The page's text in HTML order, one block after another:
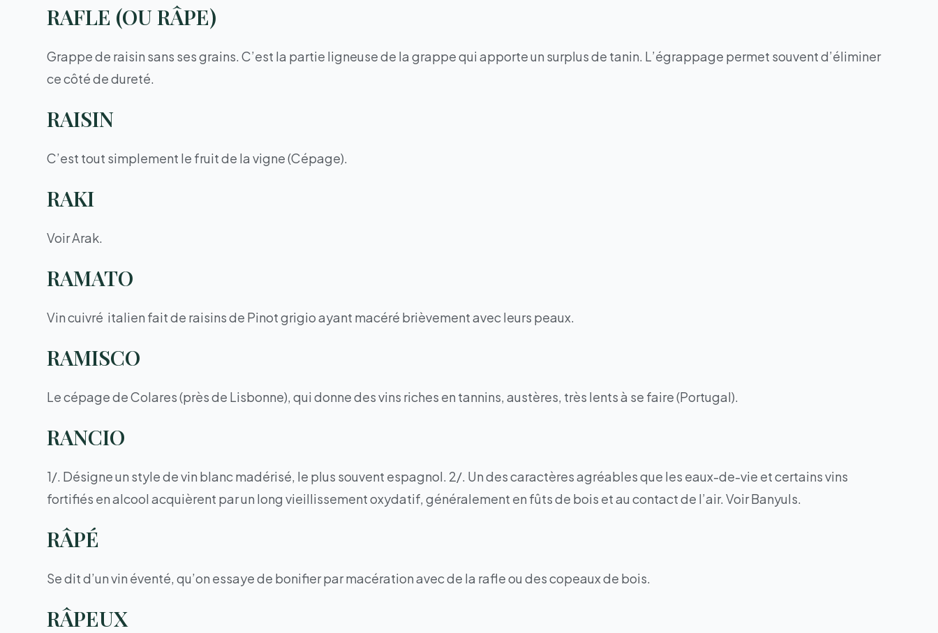
RAFLE (OU RÂPE)
Grappe de raisin sans ses grains. C’est la partie ligneuse de la grappe qui apporte un surplus de tanin. L’égrappage permet souvent d’éliminer
ce côté de dureté.
RAISIN
C’est tout simplement le fruit de la vigne (Cépage).
RAKI
Voir Arak.
RAMATO
Vin cuivré italien fait de raisins de Pinot grigio ayant macéré brièvement avec leurs peaux.
RAMISCO
Le cépage de Colares (près de Lisbonne), qui donne des vins riches en tannins, austères, très lents à se faire (Portugal).
RANCIO
1/. Désigne un style de vin blanc madérisé, le plus souvent espagnol. 2/. Un des caractères agréables que les eaux-de-vie et certains vins
fortifiés en alcool acquièrent par un long vieillissement oxydatif, généralement en fûts de bois et au contact de l’air. Voir Banyuls.
RÂPÉ
Se dit d’un vin éventé, qu’on essaye de bonifier par macération avec de la rafle ou des copeaux de bois.
RÂPEUX